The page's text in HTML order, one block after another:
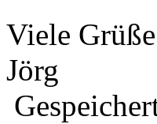
Viele Grüße
Jörg